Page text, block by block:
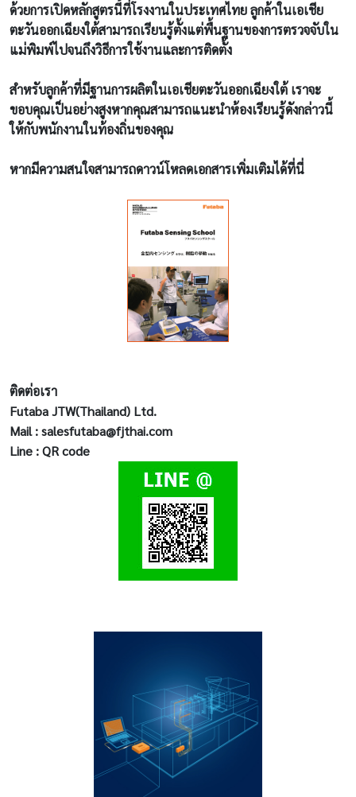
ด้วยการเปิดหลักสูตรนี้ที่โรงงานในประเทศไทย ลูกค้าในเอเชีย
ตะวันออกเฉียงใต้สามารถเรียนรู้ตั้งแต่พื้นฐานของการตรวจจับใน
แม่พิมพ์ไปจนถึงวิธีการใช้งานและการติดตั้ง
สำหรับลูกค้าที่มีฐานการผลิตในเอเชียตะวันออกเฉียงใต้ เราจะ
ขอบคุณเป็นอย่างสูงหากคุณสามารถแนะนำห้องเรียนรู้ดังกล่าวนี้
ให้กับพนักงานในท้องถิ่นของคุณ
หากมีความสนใจสามารถดาวน์โหลดเอกสารเพิ่มเติมได้ที่นี่
ติดต่อเรา
Futaba JTW(Thailand) Ltd.
Mail : salesfutaba@fjthai.com
Line : QR code